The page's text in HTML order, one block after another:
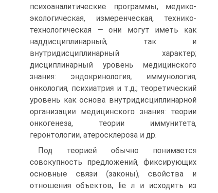
психоаналитические программы, медико-
экологическая, измеренческая, технико-
технологическая — они могут иметь как
наддисциплинарный, так и
внутридисциплинарный характер;
дисциплинарный уровень медицинского
знания: эндокринология, иммунология,
онкология, психиатрия и т.д.; теоретический
уровень как основа внутридисциплинарной
организации медицинского знания: теории
онкогенеза, теории иммунитета,
геронтологии, атеросклероза и др.
Под теорией обычно понимается
совокупность предложений, фиксирующих
основные связи (законы), свойства и
отношения объектов, lie л и исходить из